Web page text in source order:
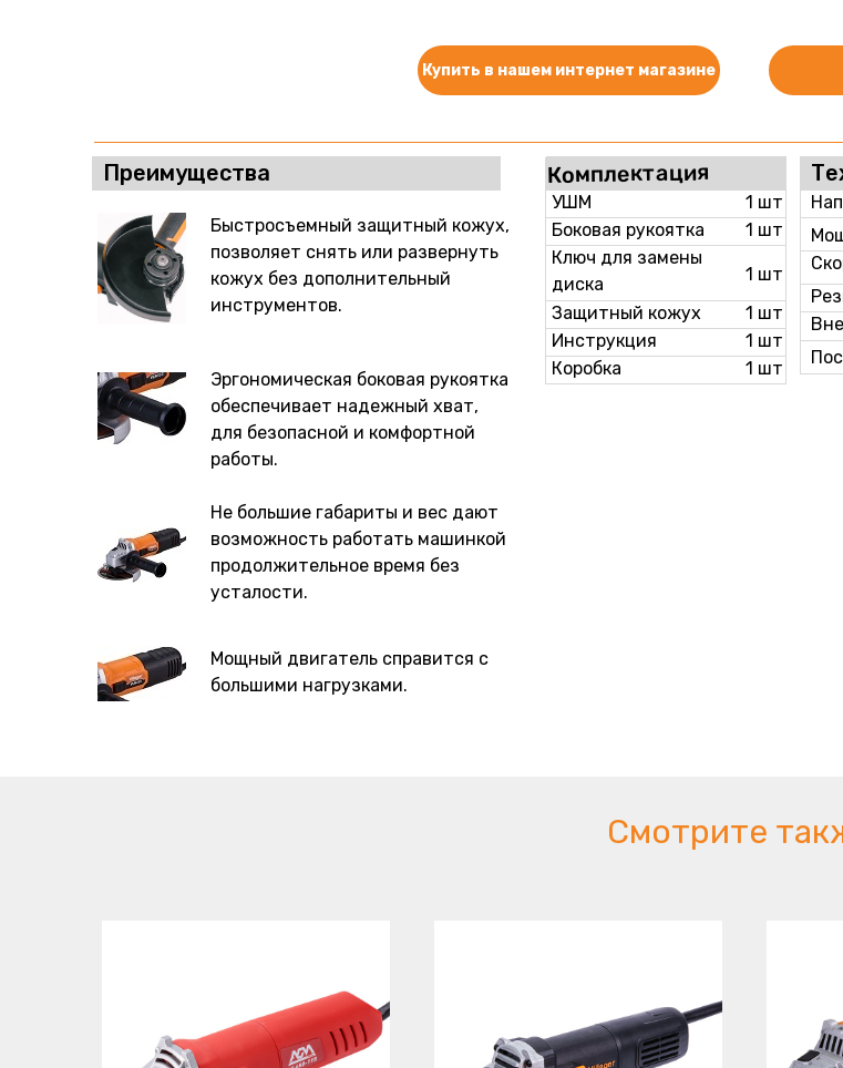
Купить в нашем интернет магазине
Преимущества
Быстросъемный защитный кожух,
позволяет снять или развернуть
кожух без дополнительный
инструментов.
Эргономическая боковая рукоятка
обеспечивает надежный хват,
для безопасной и комфортной
работы.
Не большие габариты и вес дают
возможность работать машинкой
продолжительное время без
усталости.
Мощный двигатель справится с
большими нагрузками.
Комплектация
УШМ
Боковая рукоятка
Ключ для замены
диска
1 шт
1 шт
1 шт
Инструкция
Коробка
1 шт
1 шт
Защитный кожух
1 шт
Смотрите